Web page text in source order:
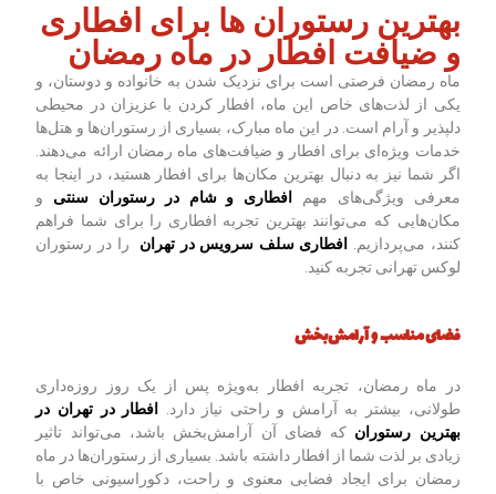
بهترین رستوران ها برای افطاری
و ضیافت افطار در ماه رمضان
ماه رمضان فرصتی است برای نزدیک شدن به خانواده و دوستان، و
یکی از لذت‌های خاص این ماه، افطار کردن با عزیزان در محیطی
دلپذیر و آرام است. در این ماه مبارک، بسیاری از رستوران‌ها و هتل‌ها
خدمات ویژه‌ای برای افطار و ضیافت‌های ماه رمضان ارائه می‌دهند.
اگر شما نیز به دنبال بهترین مکان‌ها برای افطار هستید، در اینجا به
معرفی ویژگی‌های مهم
افطاری و شام در رستوران سنتی و
مکان‌هایی که می‌توانند بهترین تجربه افطاری را برای شما فراهم
کنند، می‌پردازیم.
افطاری سلف سرویس در تهران
را در رستوران
لوکس تهرانی تجربه کنید.
فضای مناسب و آرامش‌بخش
در ماه رمضان، تجربه افطار به‌ویژه پس از یک روز روزه‌داری
طولانی، بیشتر به آرامش و راحتی نیاز دارد.
افطار در تهران در
بهترین رستوران که فضای آن آرامش‌بخش باشد، می‌تواند تاثیر
زیادی بر لذت شما از افطار داشته باشد. بسیاری از رستوران‌ها در ماه
رمضان برای ایجاد فضایی معنوی و راحت، دکوراسیونی خاص با